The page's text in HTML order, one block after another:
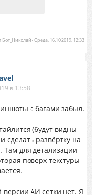
Бот_Николай -Среда, 16.10.2019, 12:33
в 13:58
с багами забыл.
(будут видны
сделать развёртку на
Там для детализации
поверх текстуры
версии АИ сетки нет. Я